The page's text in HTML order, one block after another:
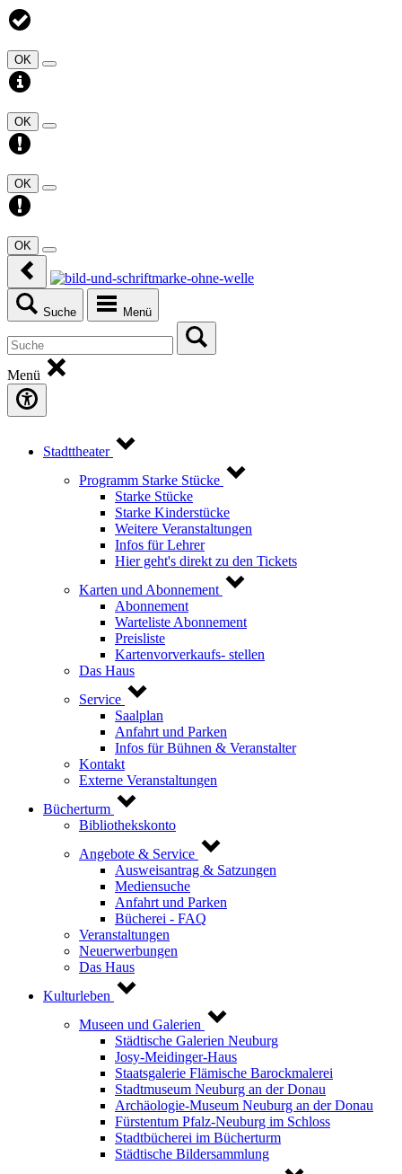
OK
OK
OK
OK
Suche Menü
Menü
Stadttheater
Programm Starke Stücke
Starke Stücke
Starke Kinderstücke
Weitere Veranstaltungen
Infos für Lehrer
Hier geht's direkt zu den Tickets
Karten und Abonnement
Abonnement
Warteliste Abonnement
Preisliste
Kartenvorverkaufs- stellen
Das Haus
Service
Saalplan
Anfahrt und Parken
Infos für Bühnen & Veranstalter
Kontakt
Externe Veranstaltungen
Bücherturm
Bibliothekskonto
Angebote & Service
Ausweisantrag & Satzungen
Mediensuche
Anfahrt und Parken
Bücherei - FAQ
Veranstaltungen
Neuerwerbungen
Das Haus
Kulturleben
Museen und Galerien
Städtische Galerien Neuburg
Josy-Meidinger-Haus
Staatsgalerie Flämische Barockmalerei
Stadtmuseum Neuburg an der Donau
Archäologie-Museum Neuburg an der Donau
Fürstentum Pfalz-Neuburg im Schloss
Stadtbücherei im Bücherturm
Städtische Bildersammlung